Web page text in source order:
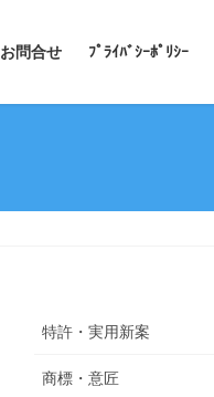
お問合せ ﾌﾟﾗｲﾊﾞｼｰﾎﾟﾘｼｰ
特許・実用新案
商標・意匠